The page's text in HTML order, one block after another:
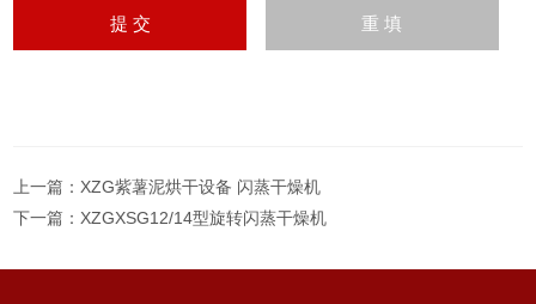
上一篇：XZG紫薯泥烘干设备 闪蒸干燥机
下一篇：XZGXSG12/14型旋转闪蒸干燥机